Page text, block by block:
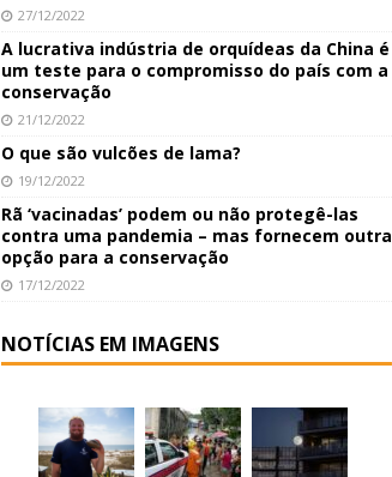
27/12/2022
A lucrativa indústria de orquídeas da China é
um teste para o compromisso do país com a
conservação
21/12/2022
O que são vulcões de lama?
19/12/2022
Rã ‘vacinadas’ podem ou não protegê-las
contra uma pandemia – mas fornecem outra
opção para a conservação
17/12/2022
NOTÍCIAS EM IMAGENS